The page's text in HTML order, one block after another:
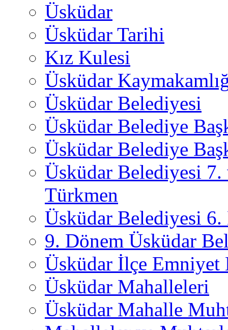
Üsküdar
Üsküdar Tarihi
Kız Kulesi
Üsküdar
Üsküdar Belediyesi
Üsküdar Belediye
Üsküdar Belediye
Üsküdar Belediyesi
Türkmen
Üsküdar Belediyesi 6.
9. Dönem Üsküdar
Üsküdar İlçe
Üsküdar Mahalleleri
Üsküdar Mahalle